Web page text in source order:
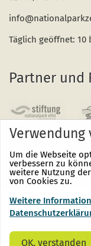
Täglich geöffnet: 10
Partner und
Verwendung
Um die Webseite
verbessern zu
weitere Nutzung
von Cookies zu.
Weitere
OK, verstanden